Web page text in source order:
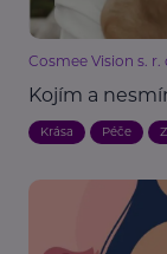
Cosmee Vision s. r.
Kojím a
Krása Péče